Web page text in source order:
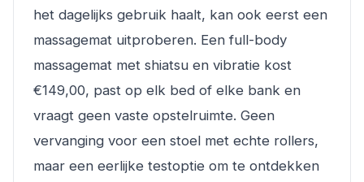
het dagelijks gebruik haalt, kan ook eerst een
massagemat uitproberen. Een full-body
massagemat met shiatsu en vibratie kost
€149,00, past op elk bed of elke bank en
vraagt geen vaste opstelruimte. Geen
vervanging voor een stoel met echte rollers,
maar een eerlijke testoptie om te ontdekken